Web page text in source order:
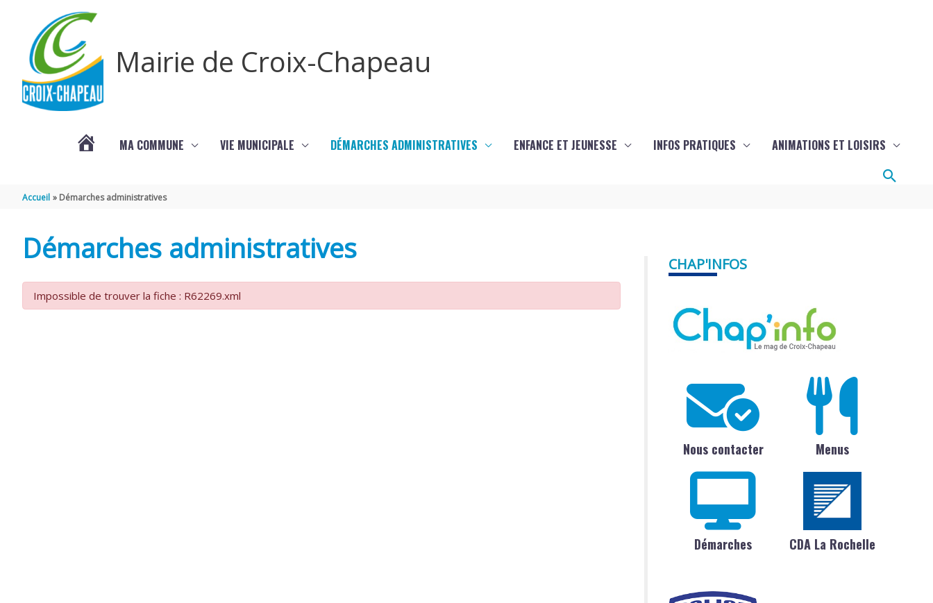
Mairie de Croix-Chapeau
MA COMMUNE VIE MUNICIPALE DÉMARCHES ADMINISTRATIVES ENFANCE ET JEUNESSE INFOS PRATIQUES ANIMATIONS ET LOISIRS
Accueil Démarches administratives
Démarches administratives
Impossible de trouver la fiche : R62269.xml
CHAP'INFOS
Nous contacter Menus
Démarches CDA La Rochelle